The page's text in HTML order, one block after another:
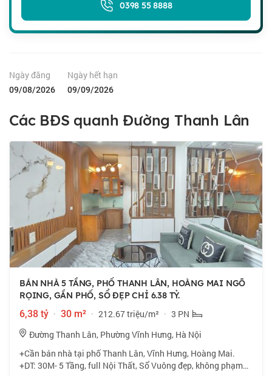
0398 55 8888
Ngày đăng
09/08/2026
Ngày hết hạn
09/09/2026
Các BĐS quanh Đường Thanh Lân
BÁN NHÀ 5 TẦNG, PHỐ THANH LÂN, HOÀNG MAI NGÕ
RỌING, GẦN PHỐ, SỔ ĐẸP CHỈ 6.38 TỶ.
6,38 tỷ · 30 m² · 212.67 triệu/m² · 3 PN
Đường Thanh Lân, Phường Vĩnh Hưng, Hà Nội
+Cần bán nhà tại phố Thanh Lân, Vĩnh Hưng, Hoàng Mai.
+DT: 30M- 5 Tầng, full Nội Thất, Sổ Vuông đẹp, không phạm